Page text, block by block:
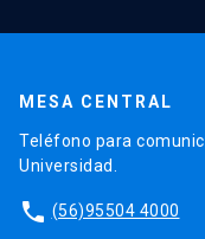
MESA CENTRAL
Teléfono para
Universidad.
phone (56)95504 4000